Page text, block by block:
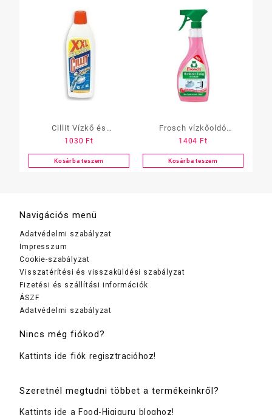
Cillit Vízkő és
rozsdaoldó, 700 ml
1030 Ft
Kosárba teszem
Frosch vízkőoldó
málnaecettel szórófejes
500ml
1404 Ft
Kosárba teszem
Navigációs menü
Adatvédelmi szabályzat
Impresszum
Cookie-szabályzat
Visszatérítési és visszaküldési szabályzat
Fizetési és szállítási információk
ÁSZF
Adatvédelmi szabályzat
Nincs még fiókod?
Kattints ide fiók regisztracióhoz!
Szeretnél megtudni többet a termékeinkről?
Kattints ide a Food-Higiguru bloghoz!